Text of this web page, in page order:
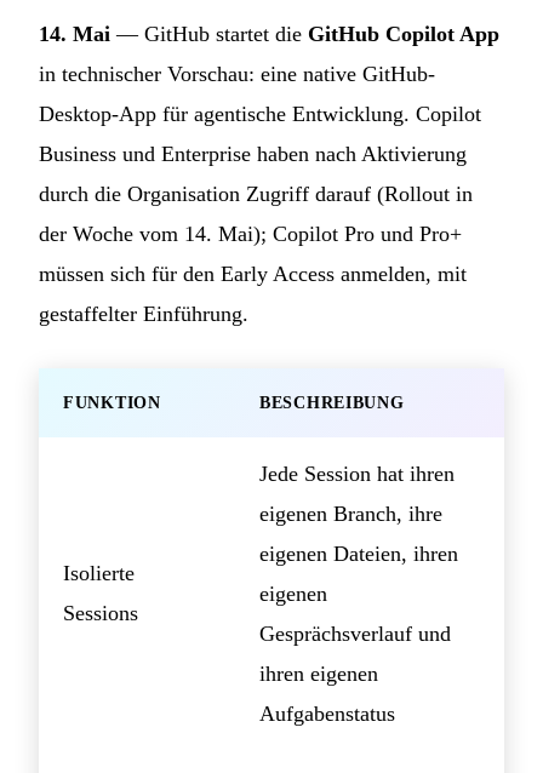
14. Mai — GitHub startet die GitHub Copilot App
in technischer Vorschau: eine native GitHub-
Desktop-App für agentische Entwicklung. Copilot
Business und Enterprise haben nach Aktivierung
durch die Organisation Zugriff darauf (Rollout in
der Woche vom 14. Mai); Copilot Pro und Pro+
müssen sich für den Early Access anmelden, mit
gestaffelter Einführung.
FUNKTION BESCHREIBUNG
Isolierte
Sessions
Jede Session hat ihren
eigenen Branch, ihre
eigenen Dateien, ihren
eigenen
Gesprächsverlauf und
ihren eigenen
Aufgabenstatus